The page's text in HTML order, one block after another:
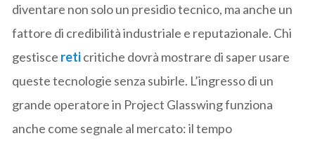
diventare non solo un presidio tecnico, ma anche un
fattore di credibilità industriale e reputazionale. Chi
gestisce reticritiche dovrà mostrare di saper usare
queste tecnologie senza subirle. L’ingresso di un
grande operatore in Project Glasswing funziona
anche come segnale al mercato: il tempo